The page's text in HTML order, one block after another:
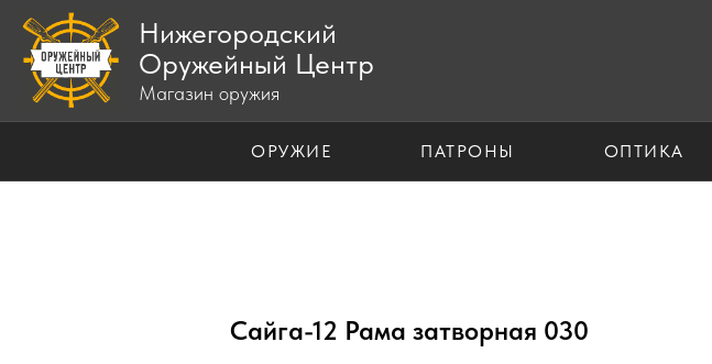
Нижегородский
Оружейный Центр
Магазин оружия
ОРУЖИЕ ПАТРОНЫ ОПТИКА
Сайга-12 Рама затворная 030